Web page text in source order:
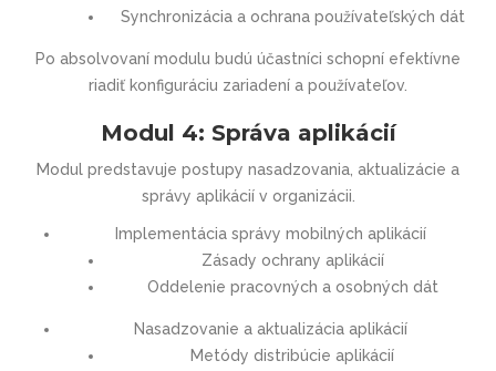
Synchronizácia a ochrana používateľských dát
Po absolvovaní modulu budú účastníci schopní efektívne
riadiť konfiguráciu zariadení a používateľov.
Modul 4: Správa aplikácií
Modul predstavuje postupy nasadzovania, aktualizácie a
správy aplikácií v organizácii.
Implementácia správy mobilných aplikácií
Zásady ochrany aplikácií
Oddelenie pracovných a osobných dát
Nasadzovanie a aktualizácia aplikácií
Metódy distribúcie aplikácií